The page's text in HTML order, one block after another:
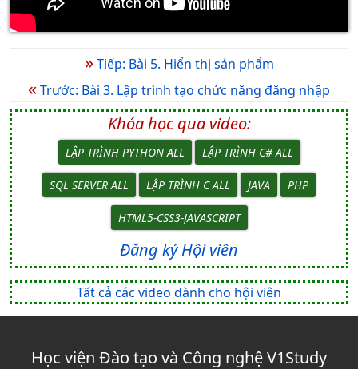
»Tiếp: Bài 5. Hiển thị sản phẩm
«Trước: Bài 3. Lập trình tạo chức năng đăng nhập
Khóa học qua video:
LẬP TRÌNH PYTHON ALL LẬP TRÌNH C# ALL
SQL SERVER ALL LẬP TRÌNH C ALL JAVA PHP
HTML5-CSS3-JAVASCRIPT
Đăng ký Hội viên
Tất cả các video dành cho hội viên
Học viện Đào tạo và Công nghệ V1Study